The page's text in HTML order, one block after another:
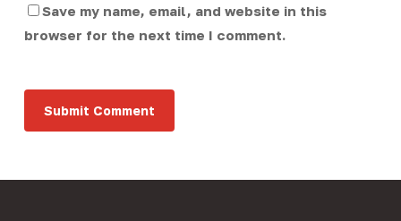
Save my name, email, and website in this
browser for the next time I comment.